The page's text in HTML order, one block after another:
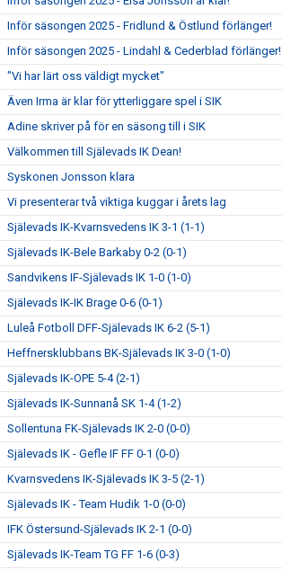
Inför säsongen 2025 - Fridlund & Östlund förlänger!
Inför säsongen 2025 - Lindahl & Cederblad förlänger!
"Vi har lärt oss väldigt mycket"
Även Irma är klar för ytterliggare spel i SIK
Adine skriver på för en säsong till i SIK
Välkommen till Själevads IK Dean!
Syskonen Jonsson klara
Vi presenterar två viktiga kuggar i årets lag
Själevads IK-Kvarnsvedens IK 3-1 (1-1)
Själevads IK-Bele Barkaby 0-2 (0-1)
Sandvikens IF-Själevads IK 1-0 (1-0)
Själevads IK-IK Brage 0-6 (0-1)
Luleå Fotboll DFF-Själevads IK 6-2 (5-1)
Heffnersklubbans BK-Själevads IK 3-0 (1-0)
Själevads IK-OPE 5-4 (2-1)
Själevads IK-Sunnanå SK 1-4 (1-2)
Sollentuna FK-Själevads IK 2-0 (0-0)
Själevads IK - Gefle IF FF 0-1 (0-0)
Kvarnsvedens IK-Själevads IK 3-5 (2-1)
Själevads IK - Team Hudik 1-0 (0-0)
IFK Östersund-Själevads IK 2-1 (0-0)
Själevads IK-Team TG FF 1-6 (0-3)